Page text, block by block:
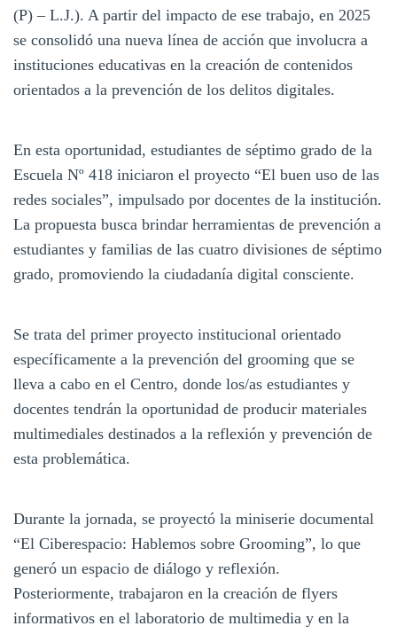
(P) – L.J.). A partir del impacto de ese trabajo, en 2025
se consolidó una nueva línea de acción que involucra a
instituciones educativas en la creación de contenidos
orientados a la prevención de los delitos digitales.
En esta oportunidad, estudiantes de séptimo grado de la
Escuela Nº 418 iniciaron el proyecto “El buen uso de las
redes sociales”, impulsado por docentes de la institución.
La propuesta busca brindar herramientas de prevención a
estudiantes y familias de las cuatro divisiones de séptimo
grado, promoviendo la ciudadanía digital consciente.
Se trata del primer proyecto institucional orientado
específicamente a la prevención del grooming que se
lleva a cabo en el Centro, donde los/as estudiantes y
docentes tendrán la oportunidad de producir materiales
multimediales destinados a la reflexión y prevención de
esta problemática.
Durante la jornada, se proyectó la miniserie documental
“El Ciberespacio: Hablemos sobre Grooming”, lo que
generó un espacio de diálogo y reflexión.
Posteriormente, trabajaron en la creación de flyers
informativos en el laboratorio de multimedia y en la